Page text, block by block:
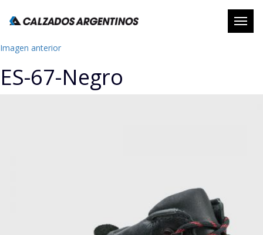
Abrir
Imagen anterior
ES-67-Negro